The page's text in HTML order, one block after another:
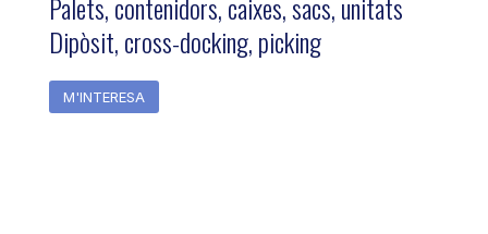
Dipòsit, cross-docking, picking
M'INTERESA